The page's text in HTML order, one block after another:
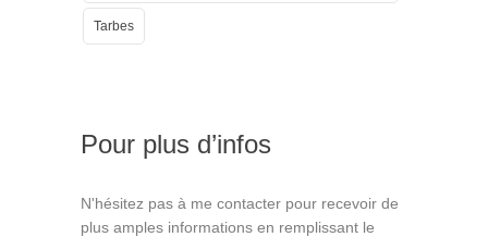
Tarbes
Pour plus d’infos
N'hésitez pas à me contacter pour recevoir de
plus amples informations en remplissant le